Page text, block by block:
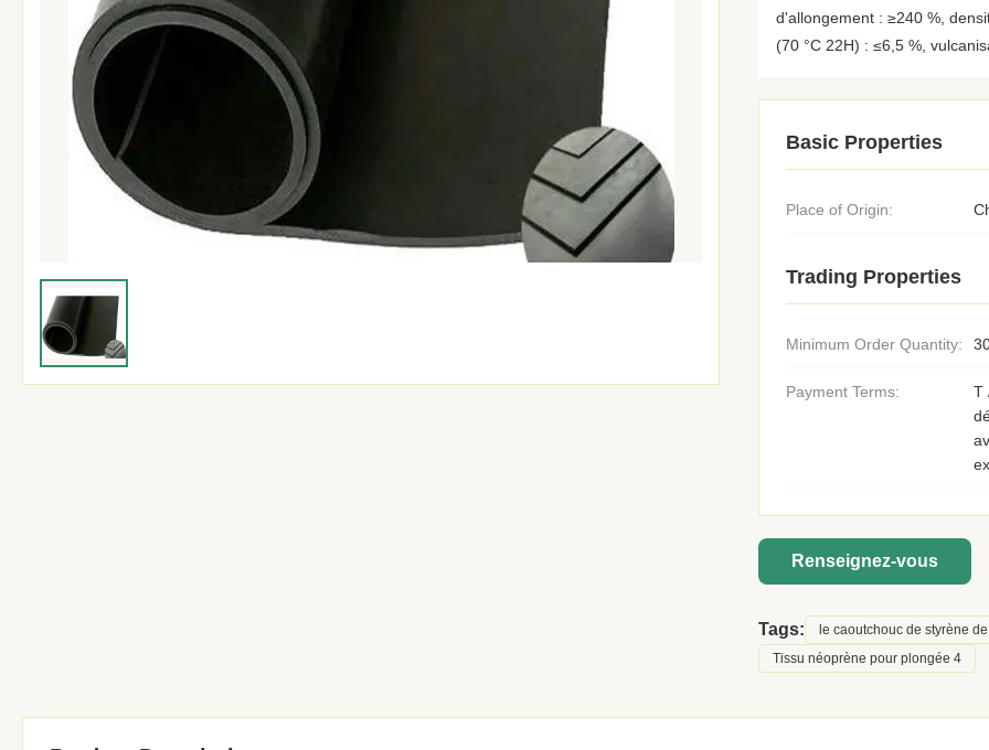
d'allongement : ≥240 %,
(70 °C 22H) : ≤6,5 %,
Basic Properties
Place of Origin:
Trading Properties
Minimum Order Quantity:
Payment Terms:
T
Renseignez-vous
Tags:
le caoutchouc de styrène
Tissu néoprène pour plongée 4